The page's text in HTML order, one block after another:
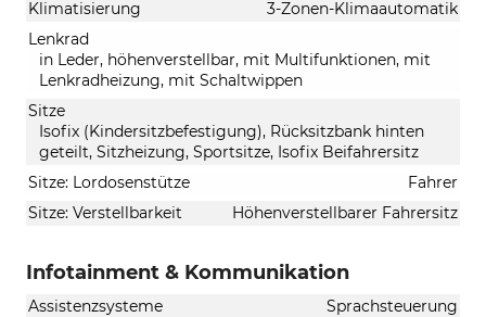
Klimatisierung
3-Zonen-Klimaautomatik
Lenkrad
in Leder, höhenverstellbar, mit Multifunktionen, mit
Lenkradheizung, mit Schaltwippen
Sitze
Isofix (Kindersitzbefestigung), Rücksitzbank hinten
geteilt, Sitzheizung, Sportsitze, Isofix Beifahrersitz
Sitze: Lordosenstütze
Fahrer
Sitze: Verstellbarkeit
Höhenverstellbarer Fahrersitz
Infotainment & Kommunikation
Assistenzsysteme
Sprachsteuerung